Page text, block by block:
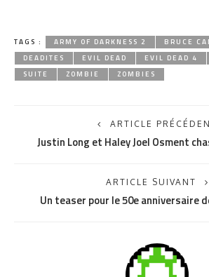
TAGS : ARMY OF DARKNESS 2
BRUCE
DEADITES
EVIL DEAD EVIL DEAD 4
SUITE
ZOMBIE ZOMBIES
ARTICLE
Justin Long et Haley Joel Osment
ARTICLE SUIVANT
Un teaser pour le 50e anniversaire